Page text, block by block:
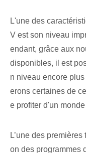
L'une des
V est son niveau
endant, grâce aux
disponibles, il est
n niveau encore
erons certaines de
e profiter d'un
L’une des
on des programmes